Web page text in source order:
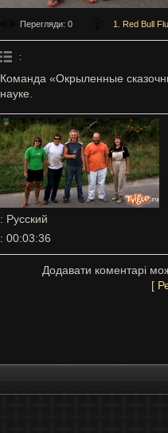
Перегляди: 0 1. Red Bull
:
Команда «Окрыленные
науке.
: Русский
: 00:03:36
Додавати коментарі
[